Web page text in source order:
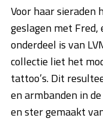
Voor haar sieraden
geslagen met
onderdeel is van
collectie liet het
tattoo’s. Dit
en armbanden in
en ster gemaakt